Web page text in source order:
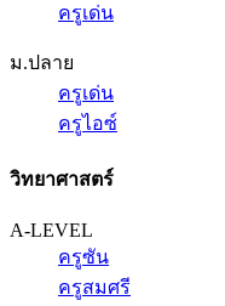
ครูเด่น
ม.ปลาย
ครูเด่น
ครูไอซ์
วิทยาศาสตร์
A-LEVEL
ครูซัน
ครูสมศรี